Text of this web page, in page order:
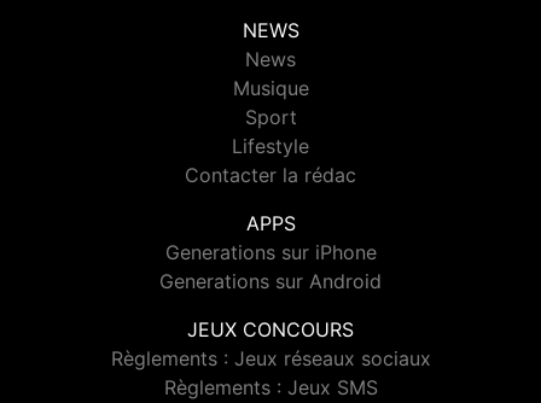
NEWS
News
Musique
Sport
Lifestyle
Contacter la rédac
APPS
Generations sur iPhone
Generations sur Android
JEUX CONCOURS
Règlements : Jeux réseaux sociaux
Règlements : Jeux SMS